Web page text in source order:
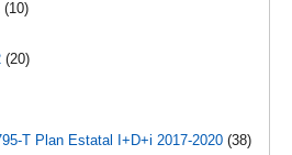
(10)
(20)
T Plan Estatal I+D+i 2017-2020 (38)